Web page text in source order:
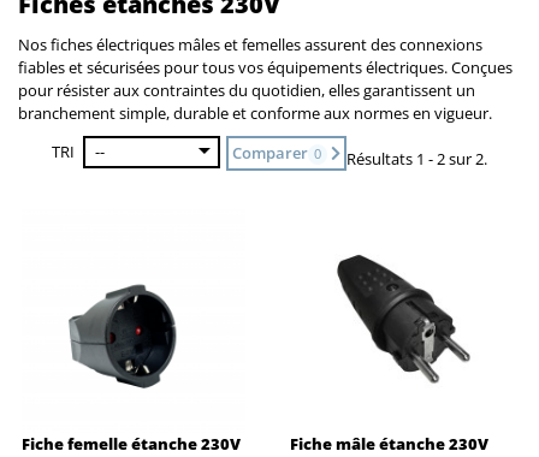
Nos fiches électriques mâles et femelles assurent des connexions
fiables et sécurisées pour tous vos équipements électriques. Conçues
pour résister aux contraintes du quotidien, elles garantissent un
branchement simple, durable et conforme aux normes en vigueur.
Résultats 1 - 2 sur 2.
TRI -- Comparer 0
Fiche femelle étanche 230V Fiche mâle étanche 230V